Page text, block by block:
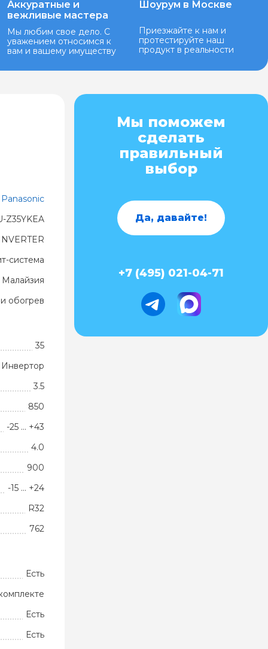
Аккуратные и
вежливые мастера
Мы любим свое дело. С
уважением относимся к
вам и вашему имуществу
Шоурум в Москве
Приезжайте к нам и
протестируйте наш
продукт в реальности
Panasonic
Z35YKEA
система
Малайзия
обогрев
35
Инвертор
3.5
850
-25 … +43
4.0
900
-15 … +24
R32
762
Есть
Есть
Есть
Мы поможем
сделать
правильный
выбор
Да, давайте!
+7 (495) 021-04-71